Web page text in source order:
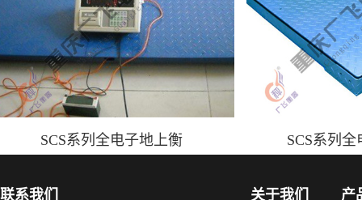
SCS系列全电子地上衡 SCS系列
联系我们 关于我们 产